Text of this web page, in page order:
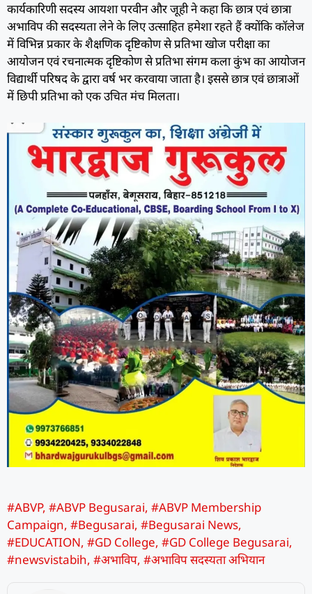
कार्यकारिणी सदस्य आयशा परवीन और जूही ने कहा कि छात्र एवं छात्रा
अभाविप की सदस्यता लेने के लिए उत्साहित हमेशा रहते हैं क्योंकि कॉलेज
में विभिन्न प्रकार के शैक्षणिक दृष्टिकोण से प्रतिभा खोज परीक्षा का
आयोजन एवं रचनात्मक दृष्टिकोण से प्रतिभा संगम कला कुंभ का आयोजन
विद्यार्थी परिषद के द्वारा वर्ष भर करवाया जाता है। इससे छात्र एवं छात्राओं
में छिपी प्रतिभा को एक उचित मंच मिलता।
#ABVP, #ABVP Begusarai, #ABVP Membership
Campaign, #Begusarai, #Begusarai News,
#EDUCATION, #GD College, #GD College Begusarai,
#newsvistabih, #अभाविप, #अभाविप सदस्यता अभियान